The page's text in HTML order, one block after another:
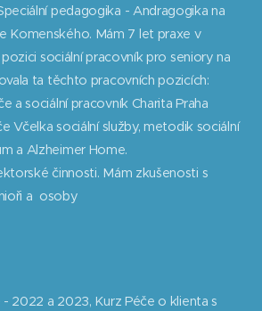
pedagogika - Andragogika na
Komenského. Mám 7 let praxe v
sociální pracovník pro seniory na
ta těchto pracovních pozicích:
a sociální pracovník Charita Praha
Včelka sociální služby, metodik sociální
a Alzheimer Home.
činnosti. Mám zkušenosti s
a osoby
- 2022 a 2023, Kurz Péče o klienta s